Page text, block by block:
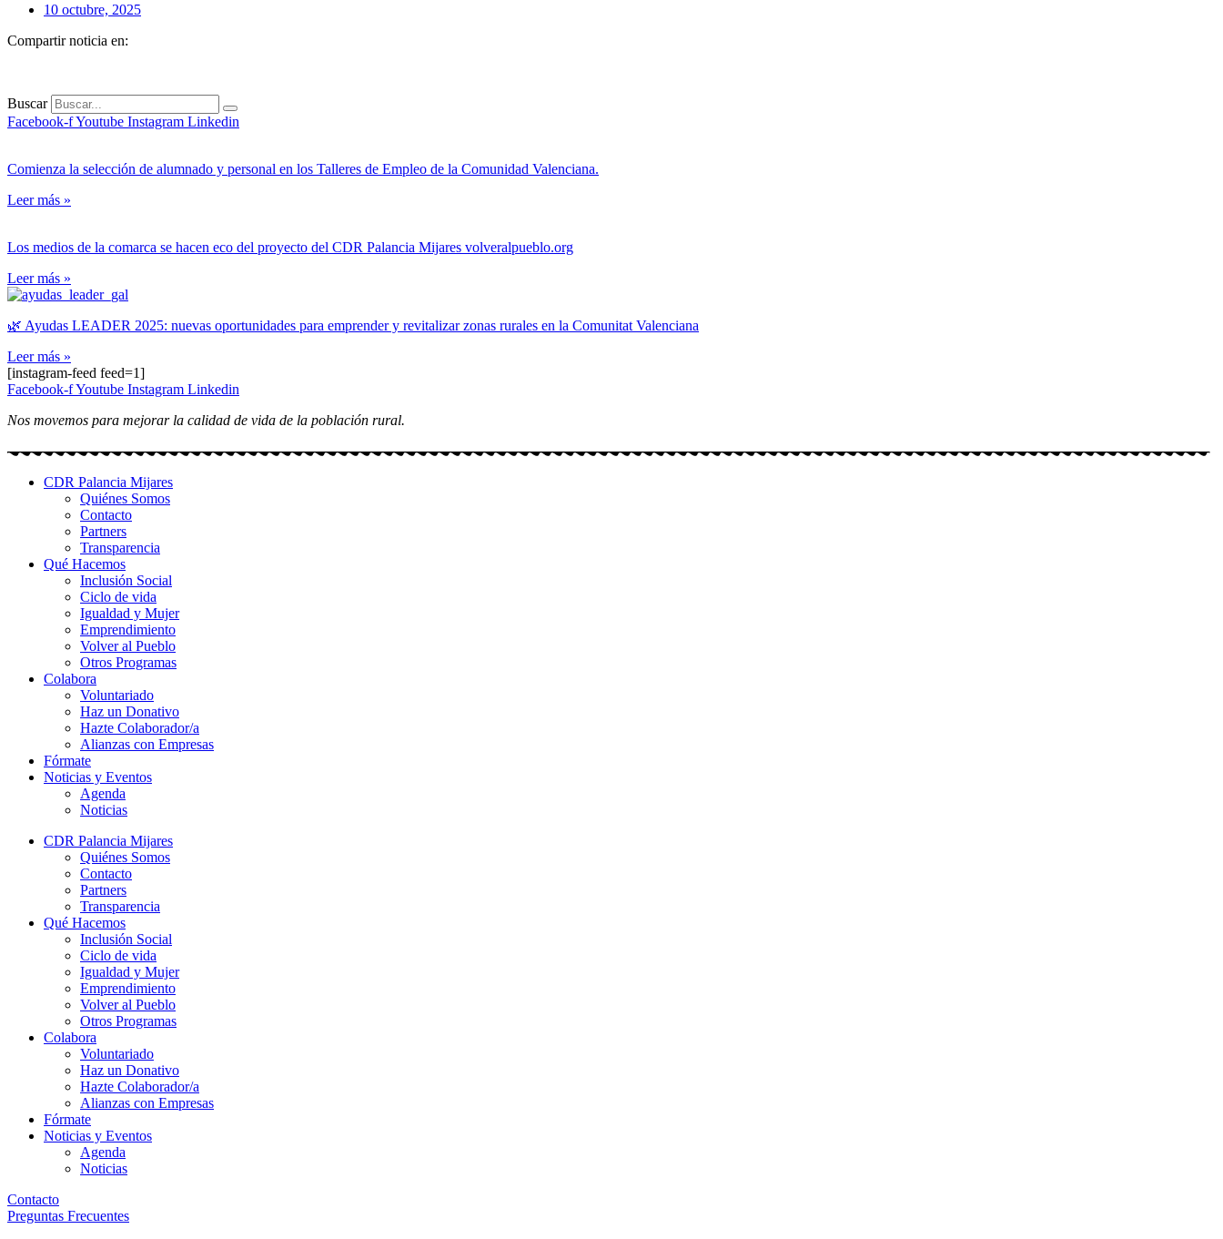
10 octubre, 2025
Compartir noticia en:
Buscar
Facebook-fYoutube Instagram Linkedin
Comienza la selección de alumnado y personal en los Talleres de Empleo de la Comunidad Valenciana.
Leer más »
Los medios de la comarca se hacen eco del proyecto del CDR Palancia Mijares volveralpueblo.org
Leer más »
🌿 Ayudas LEADER 2025: nuevas oportunidades para emprender y revitalizar zonas rurales en la Comunitat Valenciana
Leer más »
[instagram-feed feed=1]
Facebook-fYoutube Instagram Linkedin
Nos movemos para mejorar la calidad de vida de la población rural.
CDR Palancia Mijares
Quiénes Somos
Contacto
Partners
Transparencia
Qué Hacemos
Inclusión Social
Ciclo de vida
Igualdad y Mujer
Emprendimiento
Volver al Pueblo
Otros Programas
Colabora
Voluntariado
Haz un Donativo
Hazte Colaborador/a
Alianzas con Empresas
Fórmate
Noticias y Eventos
Agenda
Noticias
CDR Palancia Mijares
Quiénes Somos
Contacto
Partners
Transparencia
Qué Hacemos
Inclusión Social
Ciclo de vida
Igualdad y Mujer
Emprendimiento
Volver al Pueblo
Otros Programas
Colabora
Voluntariado
Haz un Donativo
Hazte Colaborador/a
Alianzas con Empresas
Fórmate
Noticias y Eventos
Agenda
Noticias
Contacto
Preguntas Frecuentes